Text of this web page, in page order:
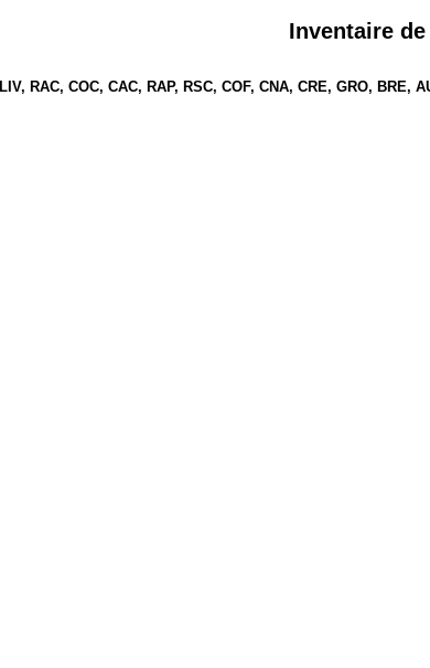
Inventaire
LIV, RAC, COC, CAC, RAP, RSC, COF, CNA, CRE, GRO, BRE,